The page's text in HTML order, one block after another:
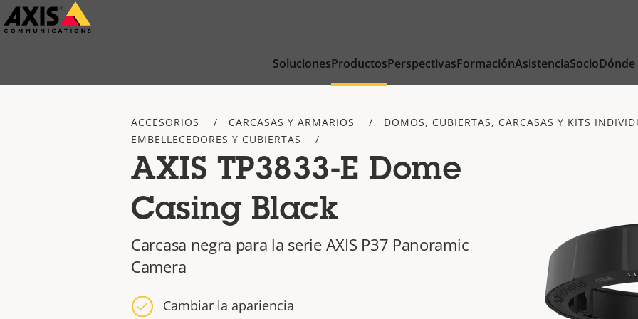
Saltar
al
SolucionesProductosPerspectivasFormaciónAsistenciaSocio
ACCESORIOS CARCASAS Y ARMARIOS
DOMOS, CUBIERTAS, CARCASAS Y KITS
EMBELLECEDORES Y CUBIERTAS
AXIS TP3833-E Dome
Casing Black
Carcasa negra para la serie AXIS P37 Panoramic
Camera
Cambiar la apariencia